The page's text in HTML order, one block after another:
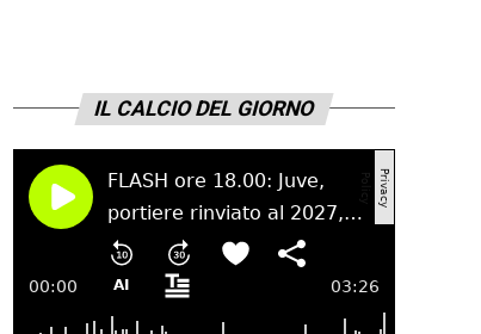
IL CALCIO DEL GIORNO